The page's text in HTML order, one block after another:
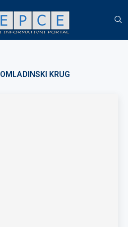
OMLADINSKI KRUG